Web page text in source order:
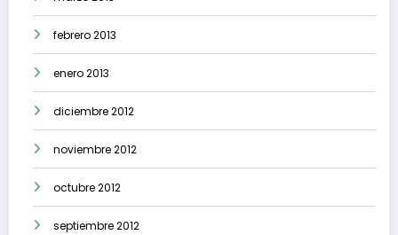
febrero 2013
enero 2013
diciembre 2012
noviembre 2012
octubre 2012
septiembre 2012